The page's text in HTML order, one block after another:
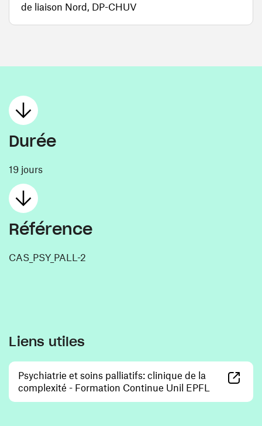
de liaison Nord, DP-CHUV
Durée
19 jours
Référence
CAS_PSY_PALL-2
Liens utiles
Psychiatrie et soins palliatifs: clinique de la
complexité - Formation Continue Unil EPFL
(ouvre